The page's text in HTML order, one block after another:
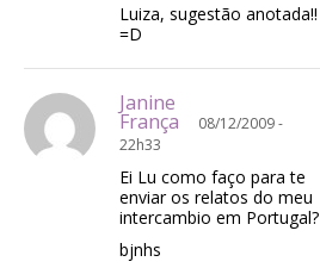
Luiza, sugestão anotada!!
=D
Janine
França
08/12/2009 -
22h33
Ei Lu como faço para te
enviar os relatos do meu
intercambio em Portugal?
bjnhs